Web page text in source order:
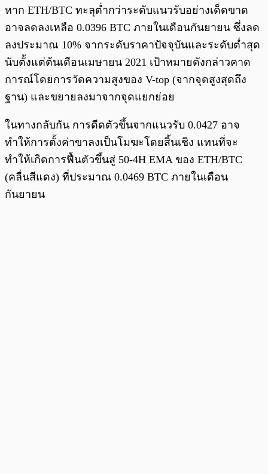
หาก ETH/BTC ทะลุต่ำกว่าระดับแนวรับอย่างเด็ดขาด
อาจลดลงเหลือ 0.0396 BTC ภายในเดือนกันยายน ซึ่งลด
ลงประมาณ 10% จากระดับราคาปัจจุบันและระดับต่ำสุด
นับตั้งแต่ต้นเดือนเมษายน 2021 เป้าหมายดังกล่าวคาด
การณ์โดยการวัดความสูงของ V-top (จากจุดสูงสุดถึง
ฐาน) และขยายลงมาจากจุดแยกย่อย
ในทางกลับกัน การดีดตัวขึ้นจากแนวรับ 0.0427 อาจ
ทำให้การตั้งค่าขาลงเป็นโมฆะโดยสิ้นเชิง แทนที่จะ
ทำให้เกิดการฟื้นตัวขึ้นสู่ 50-4H EMA ของ ETH/BTC
(คลื่นสีแดง) ที่ประมาณ 0.0469 BTC ภายในเดือน
กันยายน